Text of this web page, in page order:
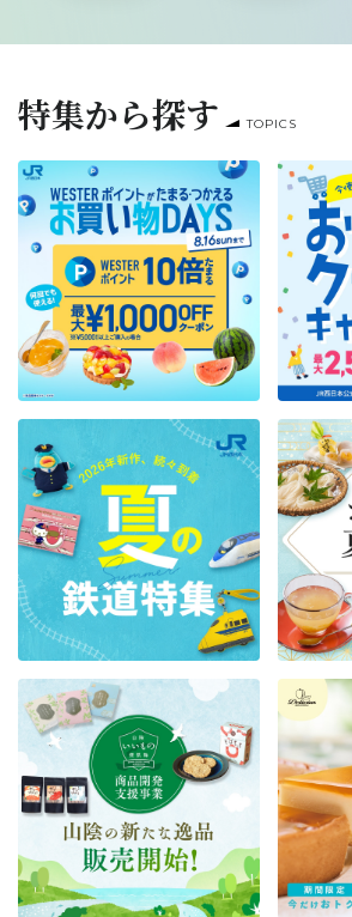
特集から探す TOPICS